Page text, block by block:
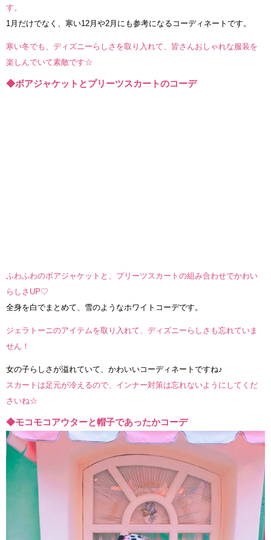
す。
1月だけでなく、寒い12月や2月にも参考になるコーディネートです。
寒い冬でも、ディズニーらしさを取り入れて、皆さんおしゃれな服装を
楽しんでいて素敵です☆
◆ボアジャケットとプリーツスカートのコーデ
ふわふわのボアジャケットと、プリーツスカートの組み合わせでかわい
らしさUP♡
全身を白でまとめて、雪のようなホワイトコーデです。
ジェラトーニのアイテムを取り入れて、ディズニーらしさも忘れていま
せん！
女の子らしさが溢れていて、かわいいコーディネートですね♪
スカートは足元が冷えるので、インナー対策は忘れないようにしてくだ
さいね☆
◆モコモコアウターと帽子であったかコーデ